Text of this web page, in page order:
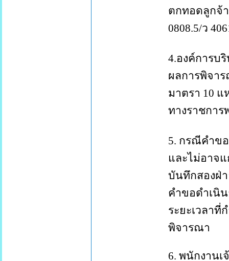
ตกทอดลูกจ้
0808.5/ว
4.องค์การบ
ผลการพิจา
มาตรา 10 แ
ทางราชการ
5. กรณีคำขอ
และไม่อาจ
บันทึกสองฝ่า
คำขอดำเนิ
ระยะเวลา
พิจารณา
6. พนักงานเ